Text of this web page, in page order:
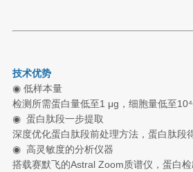
技术优势
◉ 低样本量
检测所需蛋白量低至1 μg，细胞量低至10⁴
◉ 蛋白肽段一步提取
深度优化蛋白肽段前处理方法，蛋白肽段
◉ 高灵敏度的分析仪器
搭载赛默飞的Astral Zoom质谱仪，蛋白